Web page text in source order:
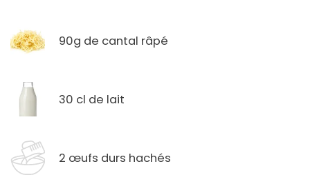
90g de cantal râpé
30 cl de lait
2 œufs durs hachés